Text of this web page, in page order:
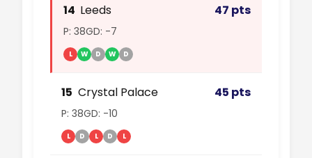
14 Leeds 47 pts
P: 38GD: -7
L W D W D
15 Crystal Palace 45 pts
P: 38GD: -10
L D L D L